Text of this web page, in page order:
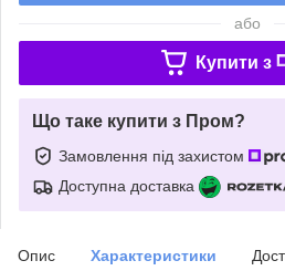
або
Купити з
Що таке купити з Пром?
Замовлення під захистом
Доступна доставка
Опис Характеристики